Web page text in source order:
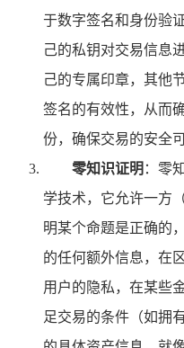
于数字签名和身份验
己的私钥对交易信息
己的专属印章，其他
签名的有效性，从而
份，确保交易的安全可
零知识证明 ：零
学技术，它允许一方
明某个命题是正确的
的任何额外信息，在
用户的隐私，在某些
足交易的条件（如拥